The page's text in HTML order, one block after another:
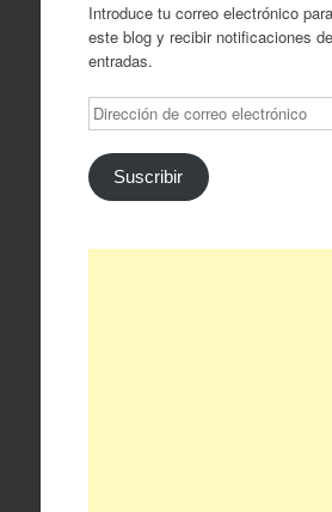
Introduce tu correo electrónico
este blog y recibir notificaciones
entradas.
Dirección
de
correo
electrónico
Suscribir